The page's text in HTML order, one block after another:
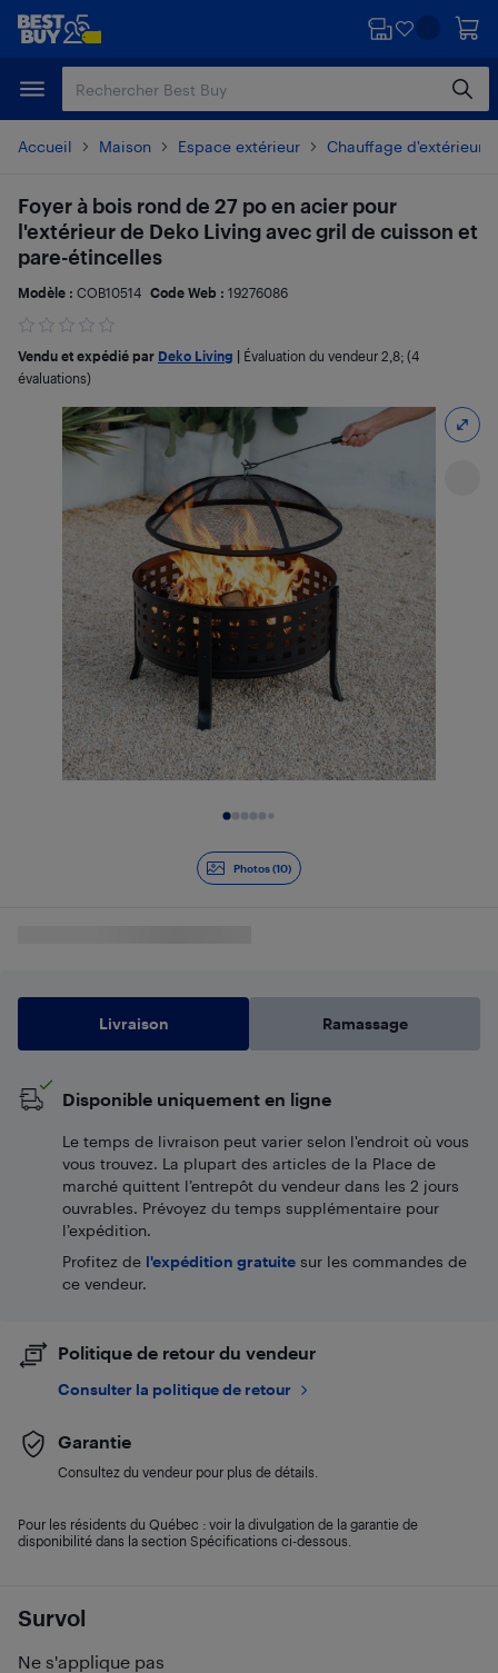
Passer
principal
Passer
Accueil Maison Espace extérieur Chauffage d'extérieur
Photos (10)
Survol
Ne s'applique pas
Foyer à bois rond de 27 po en acier pour
l'extérieur de Deko Living avec gril de cuisson et
pare-étincelles
Modèle : COB10514 Code Web : 19276086
Vendu et expédié par Deko Living Évaluation du vendeur 2,8; (4
évaluations)
Livraison Ramassage
Disponible uniquement en ligne
Le temps de livraison peut varier selon l'endroit où vous
vous trouvez. La plupart des articles de la Place de
marché quittent l’entrepôt du vendeur dans les 2 jours
ouvrables. Prévoyez du temps supplémentaire pour
l’expédition.
Profitez de l'expédition gratuite sur les commandes de
ce vendeur.
Politique de retour du vendeur
Consulter la politique de retour
Garantie
Consultez du vendeur pour plus de détails.
Pour les résidents du Québec : voir la divulgation de la garantie de
disponibilité dans la section Spécifications ci-dessous.